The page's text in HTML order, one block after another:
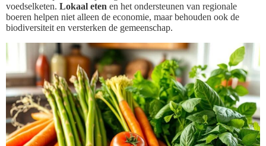
voedselketen. Lokaal eten en het ondersteunen van regionale
boeren helpen niet alleen de economie, maar behouden ook de
biodiversiteit en versterken de gemeenschap.